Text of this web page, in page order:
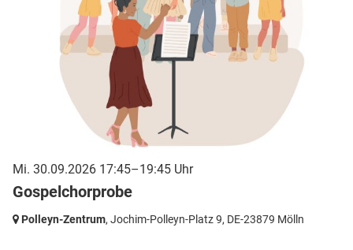
Mi. 30.09.2026 17:45–19:45 Uhr
Gospelchorprobe
Polleyn-Zentrum, Jochim-Polleyn-Platz 9, DE-23879 Mölln